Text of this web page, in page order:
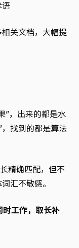
语
关文档，大幅提
”，出来的都是水
找到的都是算法
精确匹配，但不
汇不敏感。
时工作，取长补